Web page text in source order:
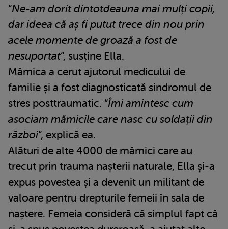
“Ne-am dorit dintotdeauna mai mulți copii,
dar ideea că aș fi putut trece din nou prin
acele momente de groază a fost de
nesuportat“, susține Ella.
Mămica a cerut ajutorul medicului de
familie și a fost diagnosticată sindromul de
stres posttraumatic. “Îmi amintesc cum
asociam mămicile care nasc cu soldații din
război“, explică ea.
Alături de alte 4000 de mămici care au
trecut prin trauma nașterii naturale, Ella și-a
expus povestea și a devenit un militant de
valoare pentru drepturile femeii în sala de
naștere. Femeia consideră că simplul fapt că